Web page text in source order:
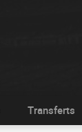
Transferts